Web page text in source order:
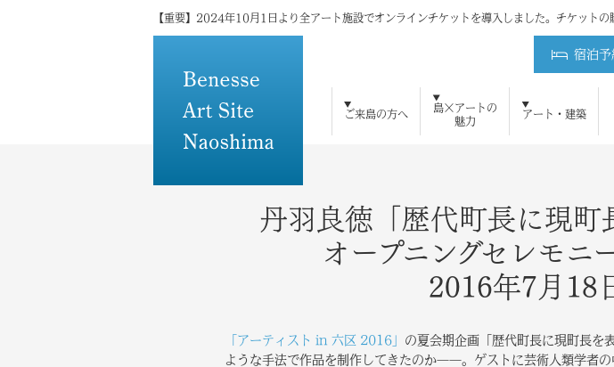
【重要】2024年10月1日より全アート施設でオンラインチケットを導入しました。チケットの
宿泊予
ご来島の方へ
ご来島の方へ 初めてご来島の方へ
島×アートの
魅力
島×アートの魅力 ベネッセアートサイト直島
アート・建築
アート・建築 アート・建築をみる
宿泊
ベネッセハウス
体験・研修 研修・教育プ
トピックス ブログ 直島新
メディアの方へ メディアの方へ プレスリ
その他 よくある質問 お問い合わせ
丹羽良徳「歴代町長に現町
オープニングセレモニ
2016年7月18
「アーティスト in 六区 2016」 の夏会期企画「歴代町長に現町長を
ような手法で作品を制作してきたのか――。ゲストに芸術人類学者の